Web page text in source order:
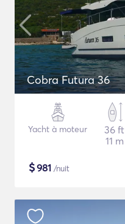
Cobra Futura 36
Yacht à moteur
36 ft
11 m
$981 /nuit